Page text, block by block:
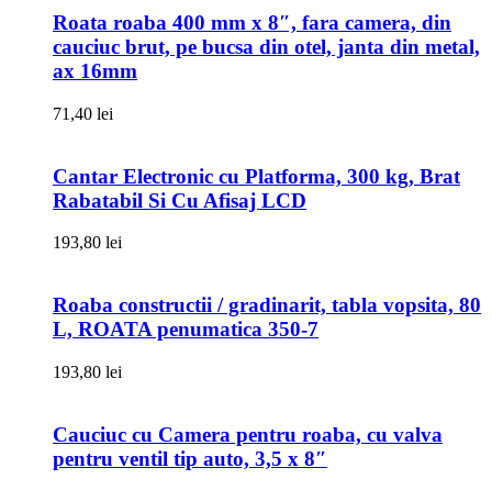
Roata roaba 400 mm x 8″, fara camera, din
cauciuc brut, pe bucsa din otel, janta din metal,
ax 16mm
71,40 lei
Cantar Electronic cu Platforma, 300 kg, Brat
Rabatabil Si Cu Afisaj LCD
193,80 lei
Roaba constructii / gradinarit, tabla vopsita, 80
L, ROATA penumatica 350-7
193,80 lei
Cauciuc cu Camera pentru roaba, cu valva
pentru ventil tip auto, 3,5 x 8″